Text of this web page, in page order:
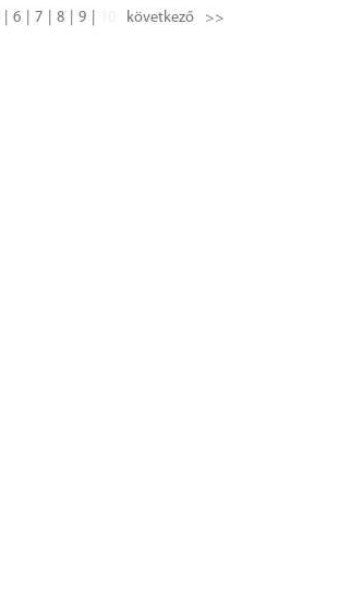
6 7 8 9 következő >>